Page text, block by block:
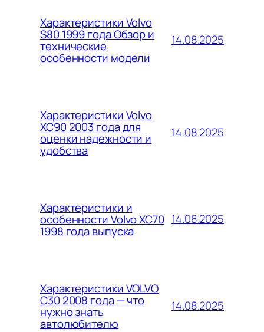
Характеристики Volvo
S80 1999 года Обзор и
технические
особенности модели
14.08.2025
Характеристики Volvo
XC90 2003 года для
оценки надежности и
удобства
14.08.2025
Характеристики и
особенности Volvo XC70
1998 года выпуска
14.08.2025
Характеристики VOLVO
C30 2008 года — что
нужно знать
автолюбителю
14.08.2025